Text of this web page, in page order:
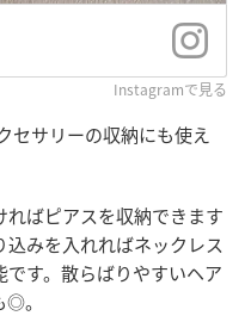
Instagramで見る
セサリーの収納にも使え
ばピアスを収納できます
みを入れればネックレス
す。散らばりやすいヘア
。